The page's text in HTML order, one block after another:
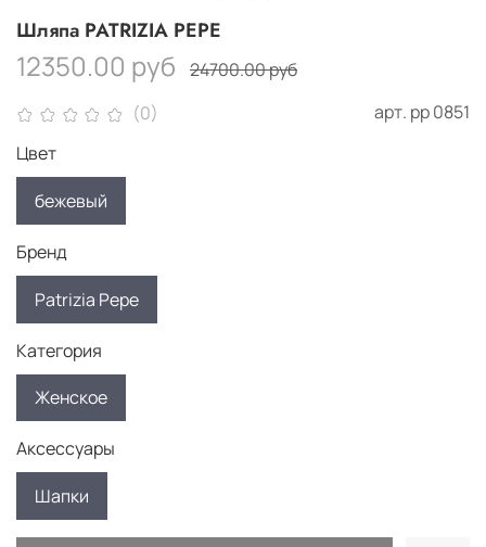
(0) арт. рр 0851
Шляпа PATRIZIA PEPE
12350.00 руб 24700.00 руб
Цвет
бежевый
Бренд
Patrizia Pepe
Категория
Женское
Аксессуары
Шапки